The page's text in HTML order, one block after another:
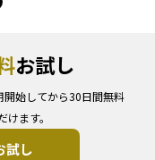
お試し
始してから30日間無料
ます。
試し